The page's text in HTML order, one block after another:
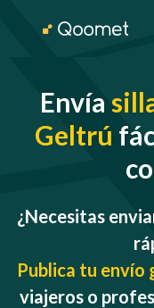
Envía
Geltrú
¿Necesitas
Publica tu envío
viajeros o